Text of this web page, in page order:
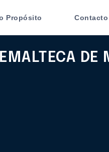
Propósito Contacto